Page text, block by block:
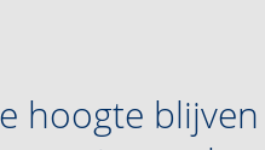
hoogte